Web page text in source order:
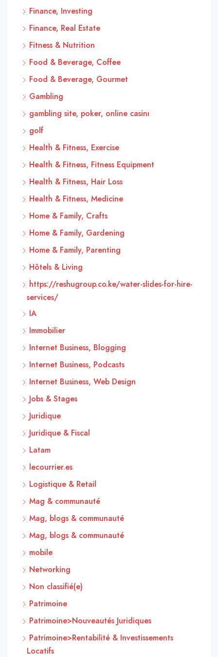
Finance, Investing
Finance, Real Estate
Fitness & Nutrition
Food & Beverage, Coffee
Food & Beverage, Gourmet
Gambling
gambling site, poker, online casinı
golf
Health & Fitness, Exercise
Health & Fitness, Fitness Equipment
Health & Fitness, Hair Loss
Health & Fitness, Medicine
Home & Family, Crafts
Home & Family, Gardening
Home & Family, Parenting
Hôtels & Living
https://reshugroup.co.ke/water-slides-for-hire-
services/
IA
Immobilier
Internet Business, Blogging
Internet Business, Podcasts
Internet Business, Web Design
Jobs & Stages
Juridique
Juridique & Fiscal
Latam
lecourrier.es
Logistique & Retail
Mag & communauté
Mag, blogs & communauté
Mag, blogs & communauté
mobile
Networking
Non classifié(e)
Patrimoine
Patrimoine>Nouveautés Juridiques
Patrimoine>Rentabilité & Investissements
Locatifs